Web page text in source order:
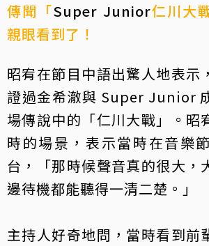
傳聞「Super Junior仁川大
親眼看到了！
昭宥在節目中語出驚人地表示
證過金希澈與 Super Junior
場傳說中的「仁川大戰」。昭
時的場景，表示當時在音樂
台，「那時候聲音真的很大，
邊待機都能聽得一清二楚。」
主持人好奇地問，當時看到前